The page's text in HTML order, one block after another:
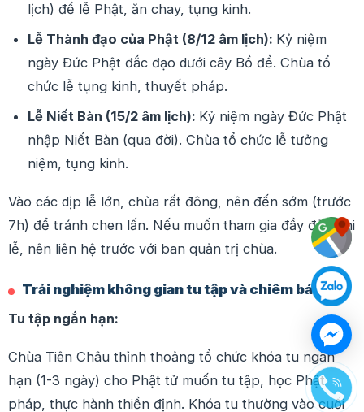
lịch) để lễ Phật, ăn chay, tụng kinh.
Lễ Thành đạo của Phật (8/12 âm lịch): Kỷ niệm
ngày Đức Phật đắc đạo dưới cây Bồ đề. Chùa tổ
chức lễ tụng kinh, thuyết pháp.
Lễ Niết Bàn (15/2 âm lịch): Kỷ niệm ngày Đức Phật
nhập Niết Bàn (qua đời). Chùa tổ chức lễ tưởng
niệm, tụng kinh.
Vào các dịp lễ lớn, chùa rất đông, nên đến sớm (trước
7h) để tránh chen lấn. Nếu muốn tham gia đầy đủ nghi
lễ, nên liên hệ trước với ban quản trị chùa.
Trải nghiệm không gian tu tập và chiêm bái
Tu tập ngắn hạn:
Chùa Tiên Châu thỉnh thoảng tổ chức khóa tu ngắn
hạn (1-3 ngày) cho Phật tử muốn tu tập, học Phật
pháp, thực hành thiền định. Khóa tu thường vào cuối